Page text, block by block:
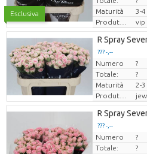
Esclusiva
Maturità
3-4
Produttore
vip
R Spray
??? -,--
Prezzo x uno
Numero ?
Totale:
?
Maturità
2-3
Produttore
R Spray
??? -,--
Prezzo x uno
Numero ?
Totale:
?